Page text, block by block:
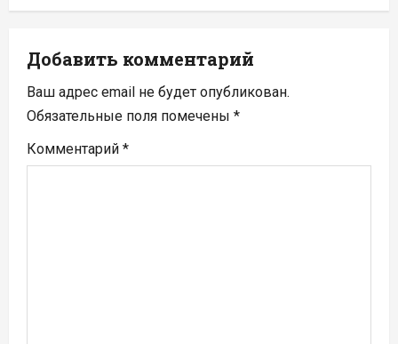
ц
и
я
п
о
Добавить комментарий
Ваш адрес email не будет опубликован.
Обязательные поля помечены *
Комментарий *